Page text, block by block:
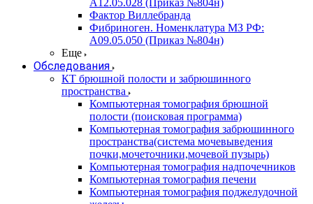
A12.05.028 (Приказ №804н)
Фактор Виллебранда
Фибриноген. Номенклатура МЗ РФ:
A09.05.050 (Приказ №804н)
Еще
Обследования
КТ брюшной полости и забрюшинного
пространства
Компьютерная томография брюшной
полости (поисковая программа)
Компьютерная томография забрюшинного
пространства(система мочевыведения
почки,мочеточники,мочевой пузырь)
Компьютерная томография надпочечников
Компьютерная томография печени
Компьютерная томография поджелудочной